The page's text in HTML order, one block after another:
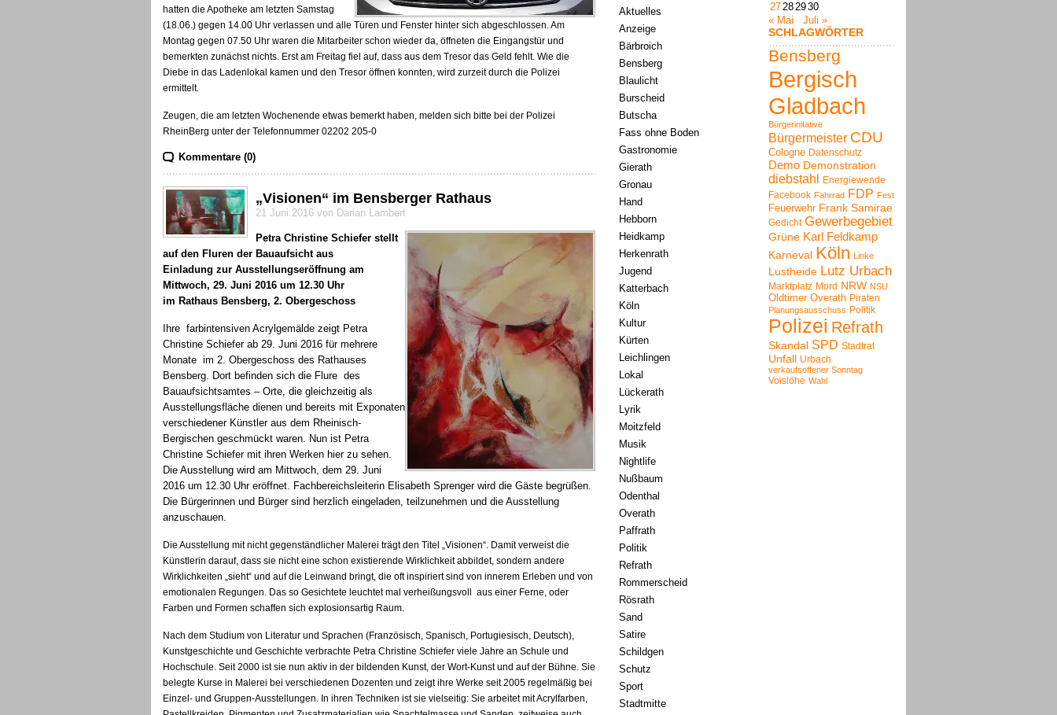
hatten die Apotheke am letzten Samstag
(18.06.) gegen 14.00 Uhr verlassen und alle Türen und Fenster hinter sich abgeschlossen. Am
Montag gegen 07.50 Uhr waren die Mitarbeiter schon wieder da, öffneten die Eingangstür und
bemerkten zunächst nichts. Erst am Freitag fiel auf, dass aus dem Tresor das Geld fehlt. Wie die
Diebe in das Ladenlokal kamen und den Tresor öffnen konnten, wird zurzeit durch die Polizei
ermittelt.
Zeugen, die am letzten Wochenende etwas bemerkt haben, melden sich bitte bei der Polizei
RheinBerg unter der Telefonnummer 02202 205-0
Kommentare (0)
„Visionen“ im Bensberger Rathaus
21 Juni 2016 von Darian Lambert
Petra Christine Schiefer stellt
auf den Fluren der Bauaufsicht aus
Einladung zur Ausstellungseröffnung am
Mittwoch, 29. Juni 2016 um 12.30 Uhr
im Rathaus Bensberg, 2. Obergeschoss
Ihre farbintensiven Acrylgemälde zeigt Petra
Christine Schiefer ab 29. Juni 2016 für mehrere
Monate im 2. Obergeschoss des Rathauses
Bensberg. Dort befinden sich die Flure des
Bauaufsichtsamtes – Orte, die gleichzeitig als
Ausstellungsfläche dienen und bereits mit Exponaten
verschiedener Künstler aus dem Rheinisch-
Bergischen geschmückt waren. Nun ist Petra
Christine Schiefer mit ihren Werken hier zu sehen.
Die Ausstellung wird am Mittwoch, dem 29. Juni
2016 um 12.30 Uhr eröffnet. Fachbereichsleiterin Elisabeth Sprenger wird die Gäste begrüßen.
Die Bürgerinnen und Bürger sind herzlich eingeladen, teilzunehmen und die Ausstellung
anzuschauen.
Die Ausstellung mit nicht gegenständlicher Malerei trägt den Titel „Visionen“. Damit verweist die
Künstlerin darauf, dass sie nicht eine schon existierende Wirklichkeit abbildet, sondern andere
Wirklichkeiten „sieht“ und auf die Leinwand bringt, die oft inspiriert sind von innerem Erleben und von
emotionalen Regungen. Das so Gesichtete leuchtet mal verheißungsvoll aus einer Ferne, oder
Farben und Formen schaffen sich explosionsartig Raum.
Nach dem Studium von Literatur und Sprachen (Französisch, Spanisch, Portugiesisch, Deutsch),
Kunstgeschichte und Geschichte verbrachte Petra Christine Schiefer viele Jahre an Schule und
Hochschule. Seit 2000 ist sie nun aktiv in der bildenden Kunst, der Wort-Kunst und auf der Bühne. Sie
belegte Kurse in Malerei bei verschiedenen Dozenten und zeigt ihre Werke seit 2005 regelmäßig bei
Einzel- und Gruppen-Ausstellungen. In ihren Techniken ist sie vielseitig: Sie arbeitet mit Acrylfarben,
Aktuelles
Anzeige
Bärbroich
Bensberg
Blaulicht
Burscheid
Butscha
Fass ohne Boden
Gastronomie
Gierath
Gronau
Hand
Hebborn
Heidkamp
Herkenrath
Jugend
Katterbach
Köln
Kultur
Kürten
Leichlingen
Lokal
Lückerath
Lyrik
Moitzfeld
Musik
Nightlife
Nußbaum
Odenthal
Overath
Paffrath
Politik
Refrath
Rommerscheid
Rösrath
Sand
Satire
Schildgen
Schutz
Sport
Stadtmitte
27282930
« Mai
Juli »
SCHLAGWÖRTER
Bensberg
Bergisch
Gladbach
Bürgerinitative
Bürgermeister CDU
Cologne Datenschutz
Demo Demonstration
diebstahl Energiewende
Facebook Fahrrad FDP Fest
Feuerwehr Frank Samirae
Gedicht Gewerbegebiet
Grüne Karl Feldkamp
Karneval Köln Linke
Lustheide Lutz Urbach
Marktplatz Mord NRW NSU
Oldtimer Overath Piraten
Planungsausschuss Politik
Polizei Refrath
Skandal SPD Stadtrat
Unfall Urbach
verkaufsoffener Sonntag
Voislöhe Wahl